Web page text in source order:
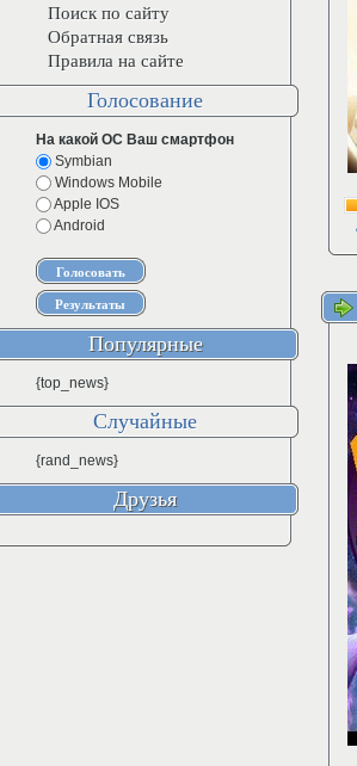
Поиск по сайту
Обратная связь
Правила на сайте
Голосование
На какой ОС Ваш смартфон
Symbian
Windows Mobile
Apple IOS
Android
Популярные
{top_news}
Случайные
{rand_news}
Друзья